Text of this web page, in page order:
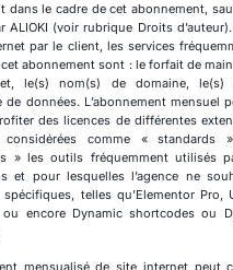
dans le cadre de cet abonnement,
ALIOKI (voir rubrique Droits
par le client, les services
abonnement sont : le forfait de
le(s) nom(s) de domaine, le(s)
de données. L’abonnement mensuel
des licences de différentes
considérées comme « standards
» les outils fréquemment utilisés
et pour lesquelles l’agence ne
telles qu’Elementor Pro,
ou encore Dynamic shortcodes ou
mensualisé de site internet peut